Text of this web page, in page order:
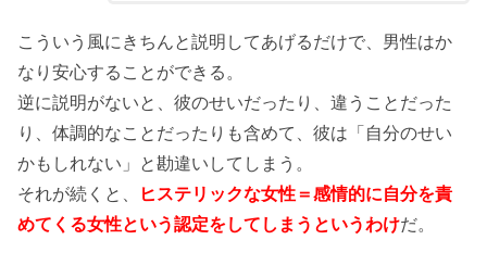
こういう風にきちんと説明してあげるだけで、男性はか
なり安心することができる。
逆に説明がないと、彼のせいだったり、違うことだった
り、体調的なことだったりも含めて、彼は「自分のせい
かもしれない」と勘違いしてしまう。
それが続くと、
ヒステリックな女性＝感情的に自分を責
めてくる女性という認定をしてしまうというわけだ。